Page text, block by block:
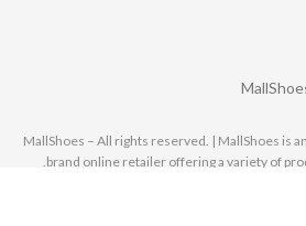
© 2025 MallShoes – All rights reserved. | MallShoes
brand online retailer offering a variety of